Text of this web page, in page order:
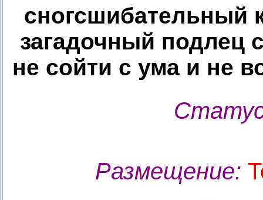
сногсшибательный
загадочный подлец
не сойти с ума и не
Размещение: